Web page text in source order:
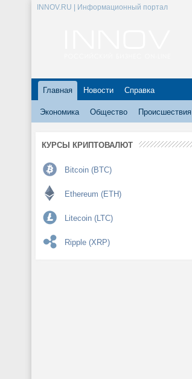
INNOV.RU | Информационный портал
Главная Новости Справка
Экономика Общество Происшествия
КУРСЫ КРИПТОВАЛЮТ
Bitcoin (BTC)
Ethereum (ETH)
Litecoin (LTC)
Ripple (XRP)